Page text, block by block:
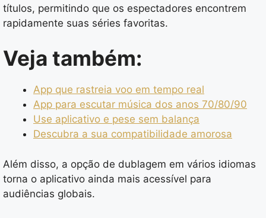
títulos, permitindo que os espectadores encontrem
rapidamente suas séries favoritas.
Veja também:
App que rastreia voo em tempo real
App para escutar música dos anos 70/80/90
Use aplicativo e pese sem balança
Descubra a sua compatibilidade amorosa
Além disso, a opção de dublagem em vários idiomas
torna o aplicativo ainda mais acessível para
audiências globais.